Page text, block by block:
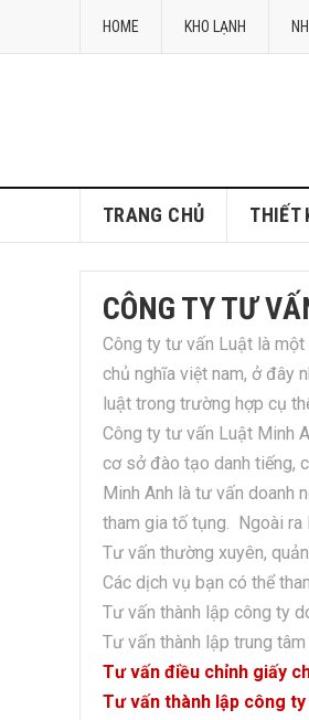
HOME KHO LẠNH
TRANG CHỦ THIẾT
CÔNG TY TƯ
Công ty tư vấn Luật là
chủ nghĩa việt nam, ở đây
luật trong trường hợp cụ
Công ty tư vấn Luật Minh
cơ sở đào tạo danh tiếng,
Minh Anh là tư vấn doanh
tham gia tố tụng. Ngoài ra
Tư vấn thường xuyên,
Các dịch vụ bạn có thể
Tư vấn thành lập công ty
Tư vấn thành lập trung tâm
Tư vấn điều chỉnh giấy
Tư vấn thành lập công